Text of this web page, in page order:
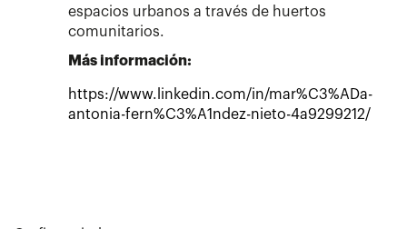
espacios urbanos a través de huertos
comunitarios.
Más información:
https://www.linkedin.com/in/mar%C3%ADa-
antonia-fern%C3%A1ndez-nieto-4a9299212/